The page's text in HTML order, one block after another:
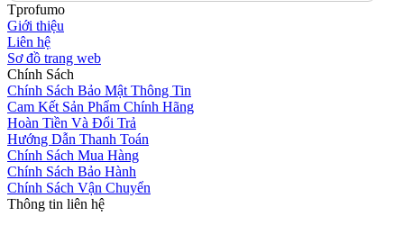
Tprofumo
Giới thiệu
Liên hệ
Sơ đồ trang web
Chính Sách
Chính Sách Bảo Mật Thông Tin
Cam Kết Sản Phẩm Chính Hãng
Hoàn Tiền Và Đổi Trả
Hướng Dẫn Thanh Toán
Chính Sách Mua Hàng
Chính Sách Bảo Hành
Chính Sách Vận Chuyển
Thông tin liên hệ